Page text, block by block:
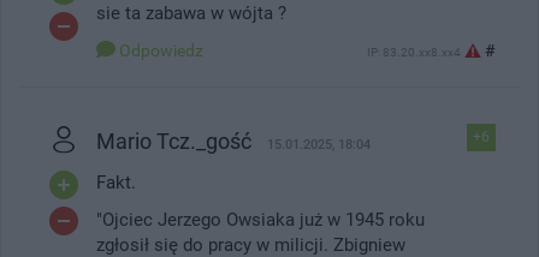
sie ta zabawa w wójta ?
Odpowiedz IP: 83.20.xx8.xx4 #
+6
Mario Tcz._gość 15.01.2025, 18:04
Fakt.
"Ojciec Jerzego Owsiaka już w 1945 roku
zgłosił się do pracy w milicji. Zbigniew